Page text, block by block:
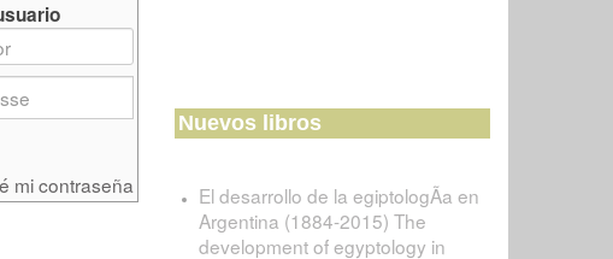
mi contraseña
Nuevos libros
El desarrollo de la egiptologÃ­a en
Argentina (1884-2015) The
development of egyptology in